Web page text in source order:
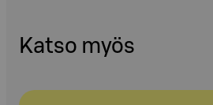
Katso myös